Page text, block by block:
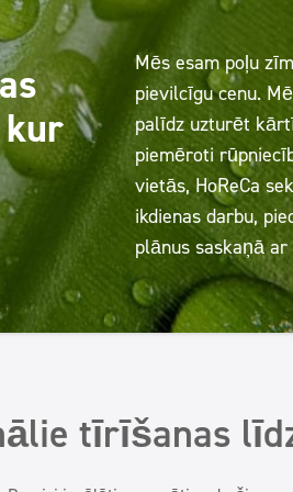
Mēs esam poļu
pievilcīgu cenu.
palīdz uzturēt
piemēroti
vietās, HoReCa
ikdienas darbu,
plānus saskaņā ar
tīrīšanas